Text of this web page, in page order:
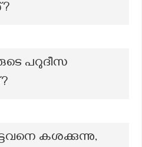
പറുദീസ
കശക്കുന്നു,